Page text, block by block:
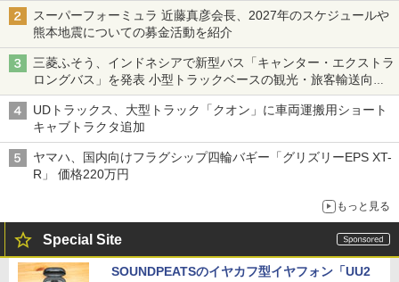
スーパーフォーミュラ 近藤真彦会長、2027年のスケジュールや
熊本地震についての募金活動を紹介
三菱ふそう、インドネシアで新型バス「キャンター・エクストラ
ロングバス」を発表 小型トラックベースの観光・旅客輸送向け
バス
UDトラックス、大型トラック「クオン」に車両運搬用ショート
キャブトラクタ追加
ヤマハ、国内向けフラグシップ四輪バギー「グリズリーEPS XT-
R」 価格220万円
もっと見る
Special Site
SOUNDPEATSのイヤカフ型イヤフォン「UU2